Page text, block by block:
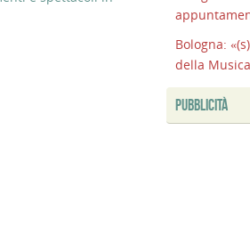
Bologna:
della Musica
PUBBLICITÀ